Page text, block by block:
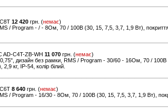
12 420 грн. (немає)
/ Program - / - 8Ом, 70 / 100В (30, 15, 7,5, 3,7, 1,9 Вт),
AD-C4T-ZB-WH 11 070 грн. (немає)
дизайн без рамки, RMS / Program - 30/60 - 16Ом, 70 / 100В
кг, IP-54, колір білий.
8 640 грн. (немає)
/ Program - 16/30 - 8Ом, 70 / 100В (30, 15, 7,5, 3,7, 1,9 Вт),